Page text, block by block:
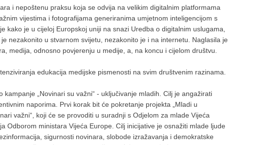
i nepoštenu praksu koja se odvija na velikim digitalnim platformama
vijestima i fotografijama generiranima umjetnom inteligencijom s
kako je u cijeloj Europskoj uniji na snazi Uredba o digitalnim uslugama,
nezakonito u stvarnom svijetu, nezakonito je i na internetu. Naglasila je
medija, odnosno povjerenju u medije, a, na koncu i cijelom društvu.
edukacija medijske pismenosti na svim društvenim razinama.
„Novinari su važni“ - uključivanje mladih. Cilj je angažirati
naporima. Prvi korak bit će pokretanje projekta „Mladi u
važni“, koji će se provoditi u suradnji s Odjelom za mlade Vijeća
Odborom ministara Vijeća Europe. Cilj inicijative je osnažiti mlade ljude
sigurnosti novinara, slobode izražavanja i demokratske